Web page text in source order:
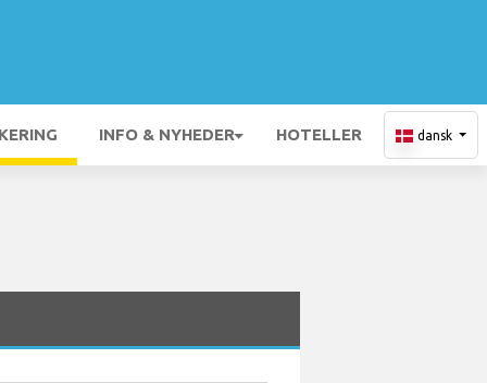
INFO & NYHEDER HOTELLER dansk